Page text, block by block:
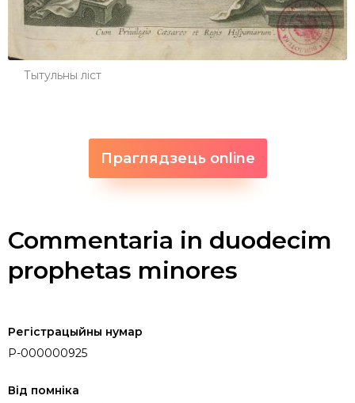
Тытульны ліст
Праглядзець online
Commentaria in duodecim
prophetas minores
Регістрацыйны нумар
P-000000925
Від помніка